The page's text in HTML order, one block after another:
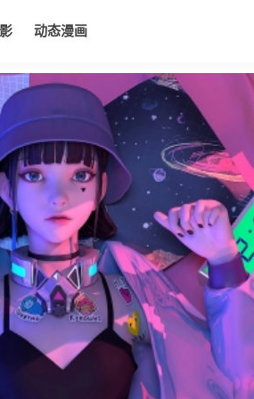
动态漫画